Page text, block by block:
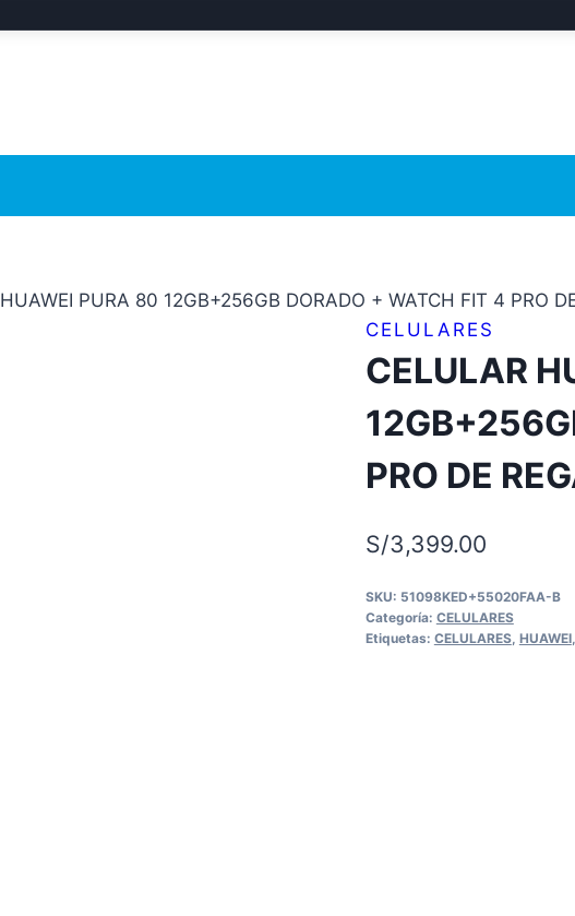
PURA 80 12GB+256GB DORADO + WATCH FIT 4 PRO
CELULARES
CELULAR
PRO DE
S/3,399.00
SKU: 51098KED+55020FAA-B
Categoría: CELULARES
Etiquetas: CELULARES, HUAWEI,